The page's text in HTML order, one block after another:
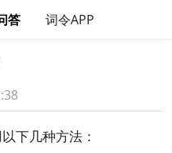
答 词令APP
下几种方法：